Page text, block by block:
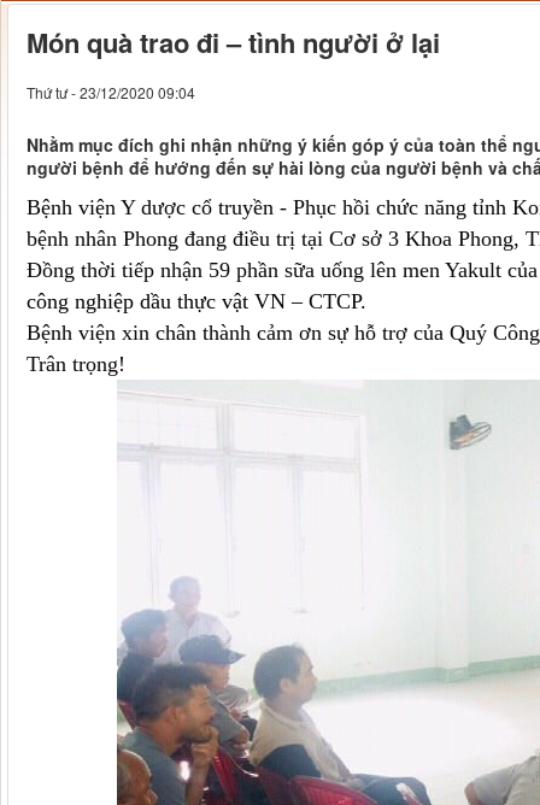
Món quà trao đi – tình người ở lại
Thứ tư - 23/12/2020 09:04
Nhằm mục đích ghi nhận những ý kiến góp ý của toàn thể
người bệnh để hướng đến sự hài lòng của người bệnh và
Bệnh viện Y dược cổ truyền - Phục hồi chức năng tỉnh
bệnh nhân Phong đang điều trị tại Cơ sở 3 Khoa Phong,
Đồng thời tiếp nhận 59 phần sữa uống lên men Yakult
công nghiệp dầu thực vật VN – CTCP.
Bệnh viện xin chân thành cảm ơn sự hỗ trợ của Quý
Trân trọng!